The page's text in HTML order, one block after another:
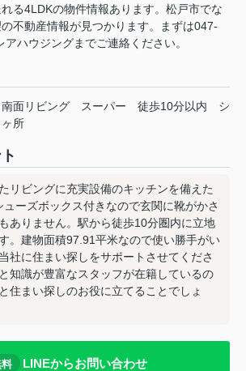
る4LDKの物件情報あります。松戸市でな
不動産情報が見つかります。まずは047-
ハウジングまでご連絡ください。
南面リビング スーパー 徒歩10分以内
シ
ヶ所
リビングに充実設備のキッチンを備えた
ューズボックス付きなので玄関に靴がかさ
ありません。駅から徒歩10分圏内に立地
。建物面積97.91平米なので使い勝手がい
社に住まい探しをサポートさせてくださ
知識が豊富なスタッフが在籍しているの
住まい探しのお役に立てることでしょ
LINEからお問い合わせ